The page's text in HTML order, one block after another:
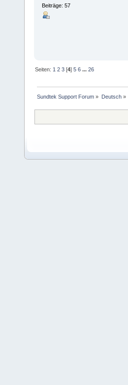
Beiträge: 57
Seiten: 1 2 3 [4]5 6 ...26
Sundtek Support Forum » Deutsch»